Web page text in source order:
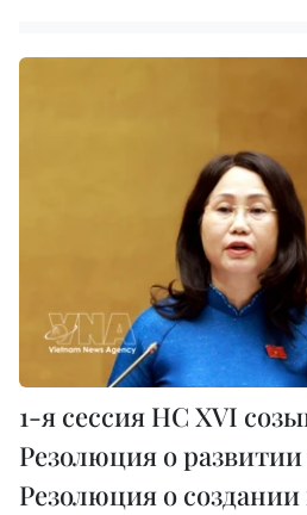
1-я сессия НС XVI
Резолюция о
Резолюция о